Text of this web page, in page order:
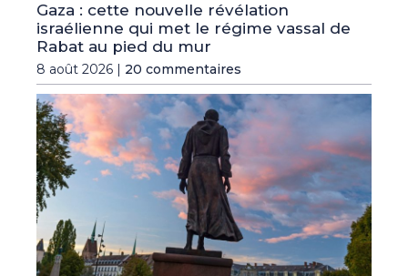
Gaza : cette nouvelle révélation
israélienne qui met le régime vassal de
Rabat au pied du mur
8 août 2026 | 20 commentaires